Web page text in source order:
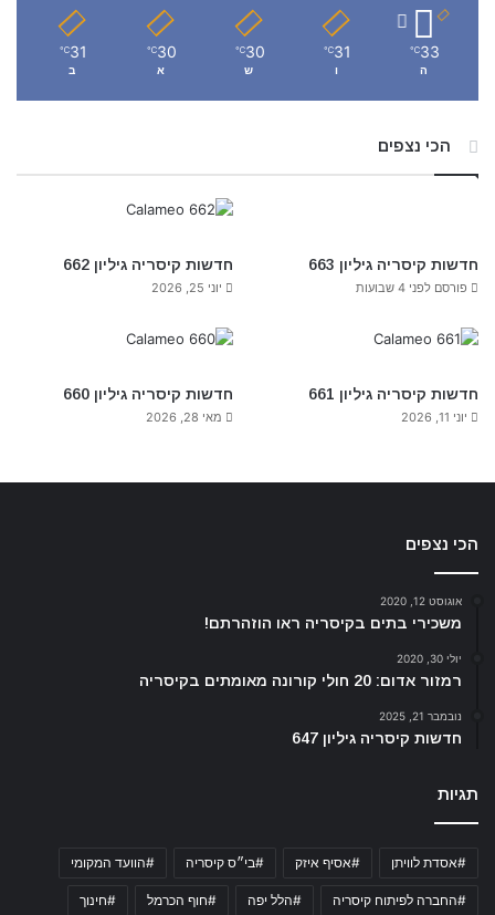
33
℃
ה
31
℃
ו
30
℃
ש
30
℃
א
31
℃
ב
הכי נצפים
חדשות קיסריה גיליון 663
פורסם לפני 4 שבועות
חדשות קיסריה גיליון 662
יוני 25, 2026
חדשות קיסריה גיליון 661
יוני 11, 2026
חדשות קיסריה גיליון 660
מאי 28, 2026
הכי נצפים
אוגוסט 12, 2020
משכירי בתים בקיסריה ראו הוזהרתם!
יולי 30, 2020
רמזור אדום: 20 חולי קורונה מאומתים בקיסריה
נובמבר 21, 2025
חדשות קיסריה גיליון 647
תגיות
#אסדת לוויתן #אסיף איזק #בי״ס קיסריה #הוועד המקומי
#החברה לפיתוח קיסריה #הלל יפה #חוף הכרמל #חינוך